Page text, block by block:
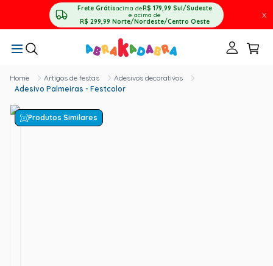
Frete Grátisacima deR$ 179,99 Sul/Sudeste
e acima de
R$ 299,99 Norte/Nordeste/Centro Oeste
X
Artigos de festas
Adesivos decorativos
Adesivo Palmeiras - Festcolor
Produtos Similares